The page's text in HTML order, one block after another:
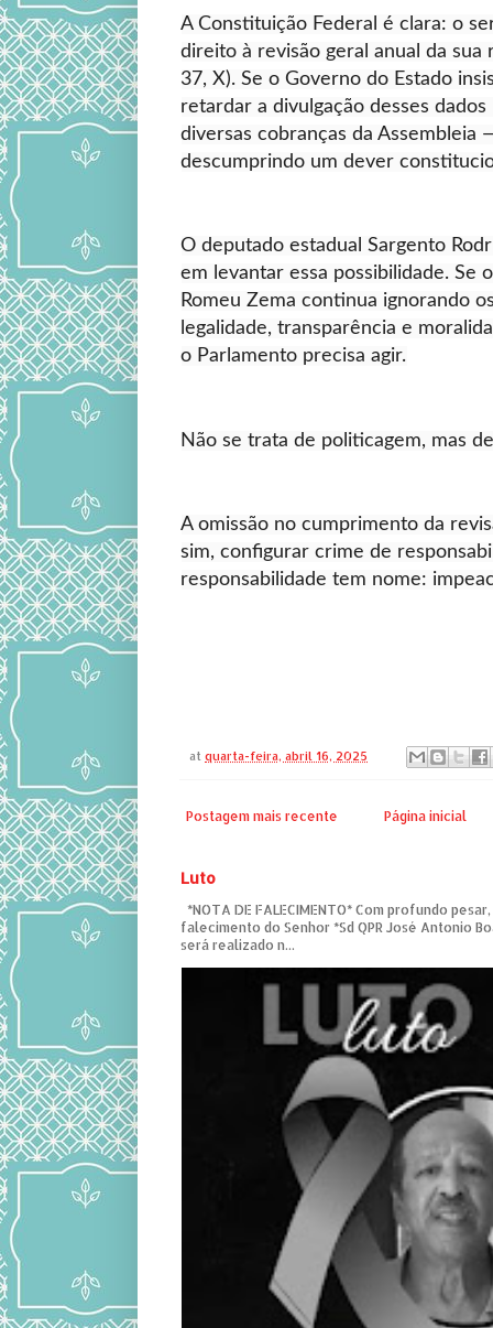
A Constituição Federal é clara: o
direito à revisão geral anual da sua
37, X). Se o Governo do Estado
retardar a divulgação desses
diversas cobranças da Assembleia
descumprindo um dever
O deputado estadual Sargento
em levantar essa possibilidade. Se
Romeu Zema continua ignorando
legalidade, transparência e
o Parlamento precisa agir.
Não se trata de politicagem, mas
A omissão no cumprimento da
sim, configurar crime de
responsabilidade tem nome:
atquarta-feira, abril 16, 2025
Postagem mais recente Página inicial
Luto
*NOTA DE FALECIMENTO* Com profundo
falecimento do Senhor *Sd QPR José Antonio
será realizado n...